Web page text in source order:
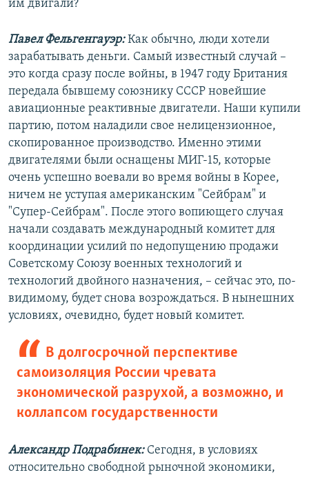
им двигали?
Павел Фельгенгауэр:Как обычно, люди хотели
зарабатывать деньги. Самый известный случай –
это когда сразу после войны, в 1947 году Британия
передала бывшему союзнику СССР новейшие
авиационные реактивные двигатели. Наши купили
партию, потом наладили свое нелицензионное,
скопированное производство. Именно этими
двигателями были оснащены МИГ-15, которые
очень успешно воевали во время войны в Корее,
ничем не уступая американским "Сейбрам" и
"Супер-Сейбрам". После этого вопиющего случая
начали создавать международный комитет для
координации усилий по недопущению продажи
Советскому Союзу военных технологий и
технологий двойного назначения, – сейчас это, по-
видимому, будет снова возрождаться. В нынешних
условиях, очевидно, будет новый комитет.
В долгосрочной перспективе
самоизоляция России чревата
экономической разрухой, а возможно, и
коллапсом государственности
Александр Подрабинек:Сегодня, в условиях
относительно свободной рыночной экономики,